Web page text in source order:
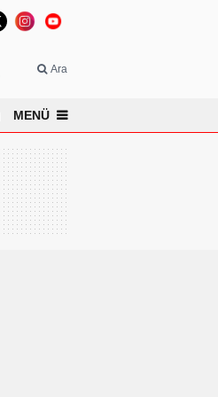
Ara
MENÜ